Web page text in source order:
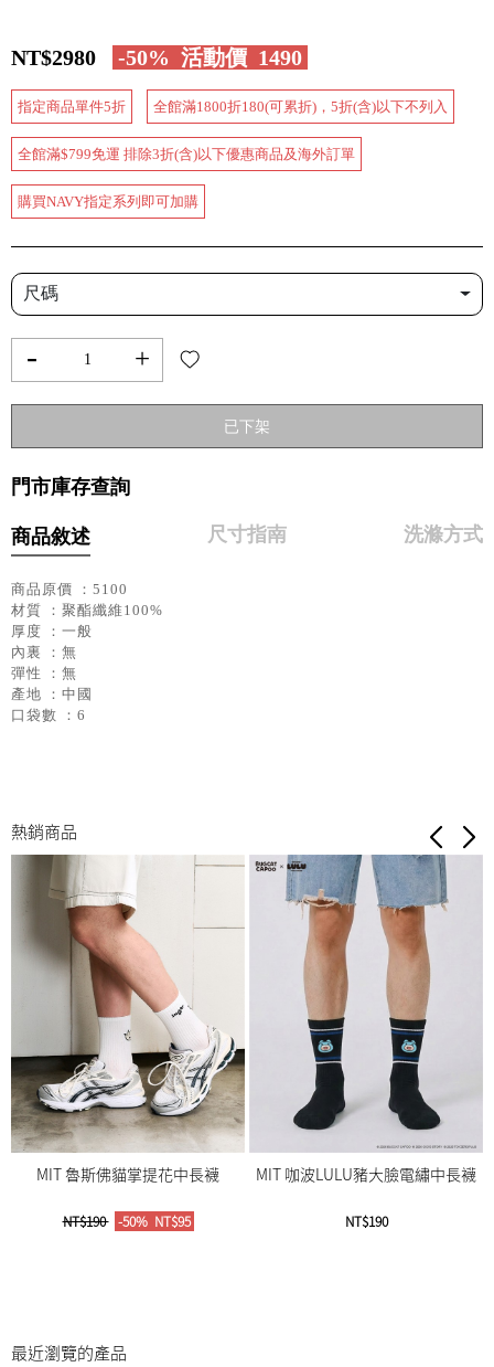
NT$2980 -50% 活動價 1490
指定商品單件5折 全館滿1800折180(可累折)，5折(含)以下不列入
全館滿$799免運 排除3折(含)以下優惠商品及海外訂單
購買NAVY指定系列即可加購
尺碼
- +
已下架
門市庫存查詢
商品敘述 尺寸指南 洗滌方式
商品原價 ：5100
材質 ：聚酯纖維100%
厚度 ：一般
內裏 ：無
彈性 ：無
產地 ：中國
口袋數 ：6
熱銷商品
MIT 魯斯佛貓掌提花中長襪
NT$190 -50% NT$95
MIT 咖波LULU豬大臉電繡中長襪
NT$190
最近瀏覽的產品